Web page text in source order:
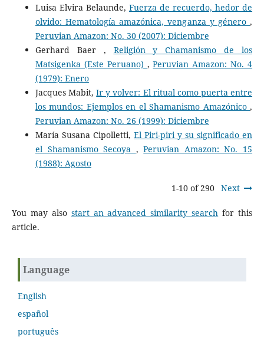
Luisa Elvira Belaunde, Fuerza de recuerdo, hedor de
olvido: Hematología amazónica, venganza y género,
Peruvian Amazon: No. 30 (2007): Diciembre
Gerhard Baer , Religión y Chamanismo de los
Matsigenka (Este Peruano) ,Peruvian Amazon: No. 4
(1979): Enero
Jacques Mabit,Ir y volver: El ritual como puerta entre
los mundos: Ejemplos en el Shamanismo Amazónico,
Peruvian Amazon: No. 26 (1999): Diciembre
María Susana Cipolletti, El Piri-piri y su significado en
el Shamanismo Secoya ,Peruvian Amazon: No. 15
(1988): Agosto
1-10 of 290 Next
You may also start an advanced similarity search for this
article.
Language
English
español
português